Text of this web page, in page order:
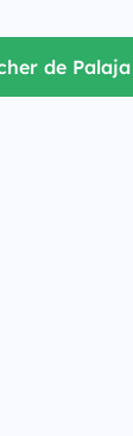
de Palaja